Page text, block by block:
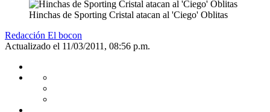
Hinchas de Sporting Cristal atacan al 'Ciego' Oblitas
Redacción El bocon
Actualizado el 11/03/2011, 08:56 p.m.